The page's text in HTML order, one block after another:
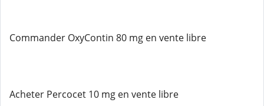
Commander OxyContin 80 mg en vente libre
Acheter Percocet 10 mg en vente libre